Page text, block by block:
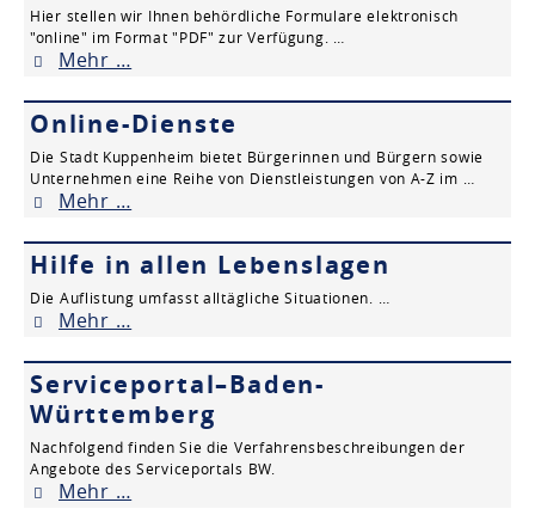
Hier stellen wir Ihnen behördliche Formulare elektronisch
"online" im Format "PDF" zur Verfügung. …
Mehr …
Online-Dienste
Die Stadt Kuppenheim bietet Bürgerinnen und Bürgern sowie
Unternehmen eine Reihe von Dienstleistungen von A-Z im …
Mehr …
Hilfe in allen Lebenslagen
Die Auflistung umfasst alltägliche Situationen. …
Mehr …
Serviceportal–Baden-
Württemberg
Nachfolgend finden Sie die Verfahrensbeschreibungen der
Angebote des Serviceportals BW.
Mehr …